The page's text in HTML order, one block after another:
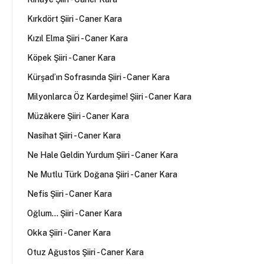
Kırkdört Şiiri - Caner Kara
Kızıl Elma Şiiri - Caner Kara
Köpek Şiiri - Caner Kara
Kürşad’ın Sofrasında Şiiri - Caner Kara
Milyonlarca Öz Kardeşime! Şiiri - Caner Kara
Müzâkere Şiiri - Caner Kara
Nasihat Şiiri - Caner Kara
Ne Hale Geldin Yurdum Şiiri - Caner Kara
Ne Mutlu Türk Doğana Şiiri - Caner Kara
Nefis Şiiri - Caner Kara
Oğlum... Şiiri - Caner Kara
Okka Şiiri - Caner Kara
Otuz Ağustos Şiiri - Caner Kara